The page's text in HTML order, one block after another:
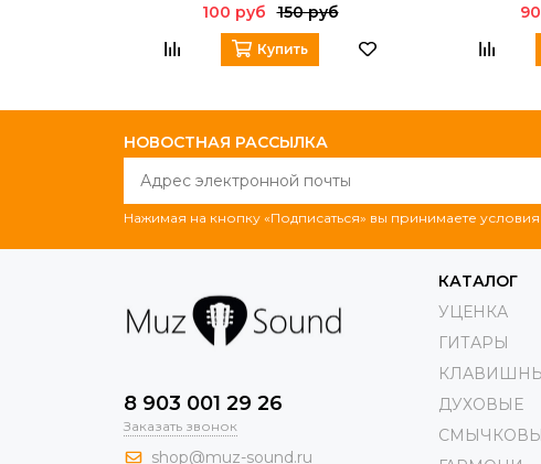
100 руб 150 руб
Купить
НОВОСТНАЯ РАССЫЛКА
Нажимая на кнопку «Подписаться» вы принимаете условия
8 903 001 29 26
Заказать звонок
shop@muz-sound.ru
КАТАЛОГ
УЦЕНКА
ГИТАРЫ
ДУХОВЫЕ